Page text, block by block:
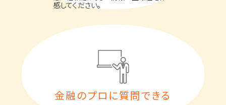
感してください。
金融のプロに質問できる